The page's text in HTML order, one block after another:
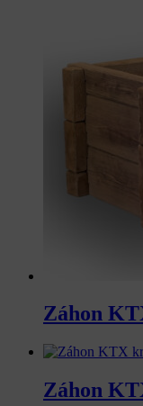
Záhon
Záhon